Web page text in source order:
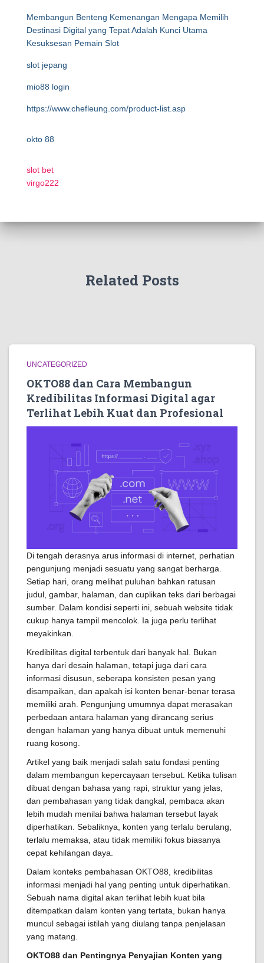
Membangun Benteng Kemenangan Mengapa Memilih
Destinasi Digital yang Tepat Adalah Kunci Utama
Kesuksesan Pemain Slot
slot jepang
mio88 login
https://www.chefleung.com/product-list.asp
okto 88
slot bet
virgo222
Related Posts
UNCATEGORIZED
OKTO88 dan Cara Membangun
Kredibilitas Informasi Digital agar
Terlihat Lebih Kuat dan Profesional
Di tengah derasnya arus informasi di internet, perhatian
pengunjung menjadi sesuatu yang sangat berharga.
Setiap hari, orang melihat puluhan bahkan ratusan
judul, gambar, halaman, dan cuplikan teks dari berbagai
sumber. Dalam kondisi seperti ini, sebuah website tidak
cukup hanya tampil mencolok. Ia juga perlu terlihat
meyakinkan.
Kredibilitas digital terbentuk dari banyak hal. Bukan
hanya dari desain halaman, tetapi juga dari cara
informasi disusun, seberapa konsisten pesan yang
disampaikan, dan apakah isi konten benar-benar terasa
memiliki arah. Pengunjung umumnya dapat merasakan
perbedaan antara halaman yang dirancang serius
dengan halaman yang hanya dibuat untuk memenuhi
ruang kosong.
Artikel yang baik menjadi salah satu fondasi penting
dalam membangun kepercayaan tersebut. Ketika tulisan
dibuat dengan bahasa yang rapi, struktur yang jelas,
dan pembahasan yang tidak dangkal, pembaca akan
lebih mudah menilai bahwa halaman tersebut layak
diperhatikan. Sebaliknya, konten yang terlalu berulang,
terlalu memaksa, atau tidak memiliki fokus biasanya
cepat kehilangan daya.
Dalam konteks pembahasan OKTO88, kredibilitas
informasi menjadi hal yang penting untuk diperhatikan.
Sebuah nama digital akan terlihat lebih kuat bila
ditempatkan dalam konten yang tertata, bukan hanya
muncul sebagai istilah yang diulang tanpa penjelasan
yang matang.
OKTO88 dan Pentingnya Penyajian Konten yang